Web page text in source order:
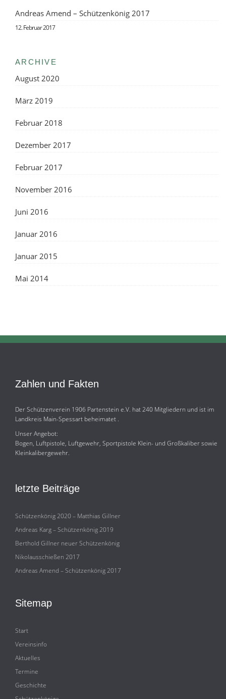
Andreas Amend – Schützenkönig 2017
12. Februar 2017
ARCHIVE
August 2020
März 2019
Februar 2018
Dezember 2017
Februar 2017
November 2016
Juni 2016
Januar 2016
Januar 2015
Mai 2014
Zahlen und Fakten
Der Schützenverein 1906 Partenstein e.V. hat 240 Mitgliedern und ist im
Landkreis Main-Spessart beheimatet .
Unser Angebot:
Bogen, Luftpistole, Luftgewehr, Sportpistole Klein- und Großkaliber sowie
Kleinkalibergewehr.
letzte Beiträge
Schützenkönig 2020 – Matthias Gillner
Andreas Karg – Schützenkönig 2019
Berthold Gillner neuer Schützenkönig
Nikolausschießen 2017
Andreas Amend – Schützenkönig 2017
Sitemap
Start
Vereinsinfo
Aktuelles
Termine
Geschichte